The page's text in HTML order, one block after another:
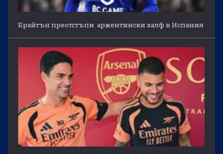
Брайтън преотстъпи аржентински халф в Испания